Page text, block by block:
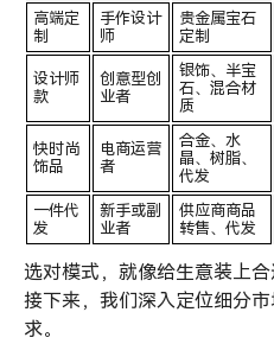
高端定
制
手作设计
师
贵金属宝石
定制
设计师
款
创意型创
业者
银饰、半宝
石、混合材
质
快时尚
饰品
电商运营
者
合金、水
晶、树脂、
代发
一件代
发
新手或副
业者
供应商商品
转售、代发
选对模式，就像给生意装上合
接下来，我们深入定位细分
求。